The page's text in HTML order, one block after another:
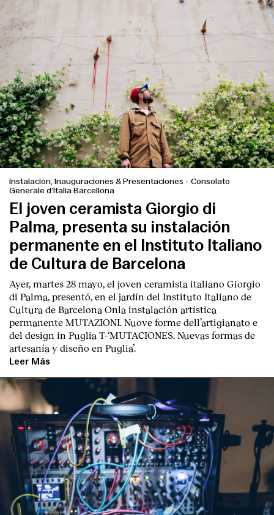
Index
Instalación, Inauguraciones & Presentaciones - Consolato
Generale d’Italia Barcellona
El joven ceramista Giorgio di
Palma, presenta su instalación
permanente en el Instituto Italiano
de Cultura de Barcelona
Ayer, martes 28 mayo, el joven ceramista italiano Giorgio
di Palma , presentó, en el jardín del Instituto Italiano de
Cultura de Barcelona Onla instalación artística
permanente MUTAZIONI. Nuove forme dell’artigianato e
del design in Puglia T-‘MUTACIONES. Nuevas formas de
artesanía y diseño en Puglia’.
Leer Más